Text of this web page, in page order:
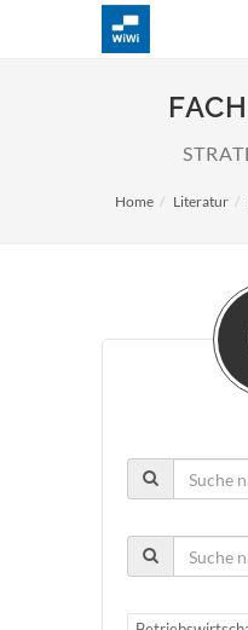
Home Literatur